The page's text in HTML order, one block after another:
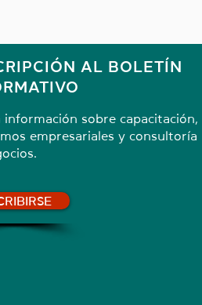
AL BOLETÍN
información sobre capacitación,
empresariales y consultoría